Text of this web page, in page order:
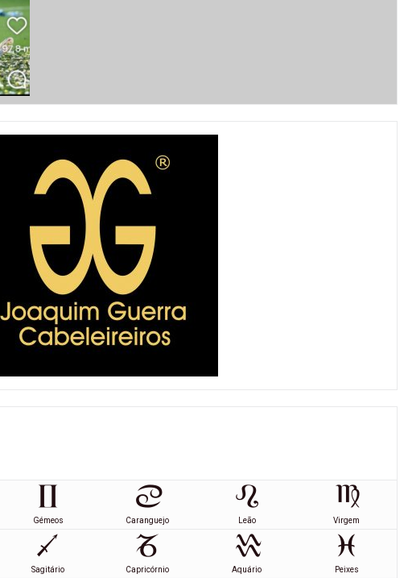
Gémeos Caranguejo Leão Virgem
Sagitário Capricórnio Aquário Peixes